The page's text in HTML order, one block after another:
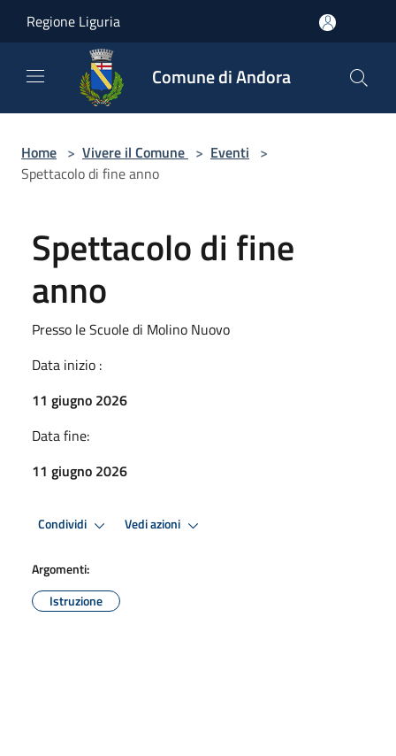
Regione Liguria
Comune di Andora
Home > Vivere il Comune > Eventi >
Spettacolo di fine anno
Spettacolo di fine
anno
Presso le Scuole di Molino Nuovo
Data inizio :
11 giugno 2026
Data fine:
11 giugno 2026
Condividi Vedi azioni
Argomenti:
Istruzione